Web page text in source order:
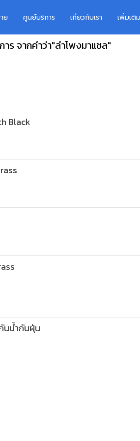
ย ศูนย์บริการ เกี่ยวกับเรา เพิ่มเ
ร จากคำว่า"ลำโพงมาแชล"
Black
นน้ำกันฝุ่น